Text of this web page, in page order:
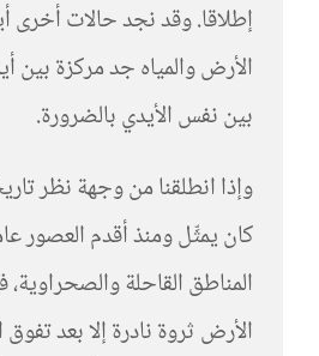
إطلاقا. وقد نجد حالات أخرى
الأرض والمياه جد مركزة بين
بين نفس الأيدي بالضرورة.
وإذا انطلقنا من وجهة نظر
كان يمثِّل ومنذ أقدم العصور
المناطق القاحلة
الأرض ثروة نادرة إلا بعد